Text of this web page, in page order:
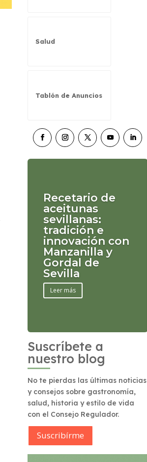
Salud
Tablón de Anuncios
Recetario de
aceitunas
sevillanas:
tradición e
innovación con
Manzanilla y
Gordal de
Sevilla
Leer más
Suscríbete a
nuestro blog
No te pierdas las últimas noticias
y consejos sobre gastronomía,
salud, historia y estilo de vida
con el Consejo Regulador.
Suscribírme